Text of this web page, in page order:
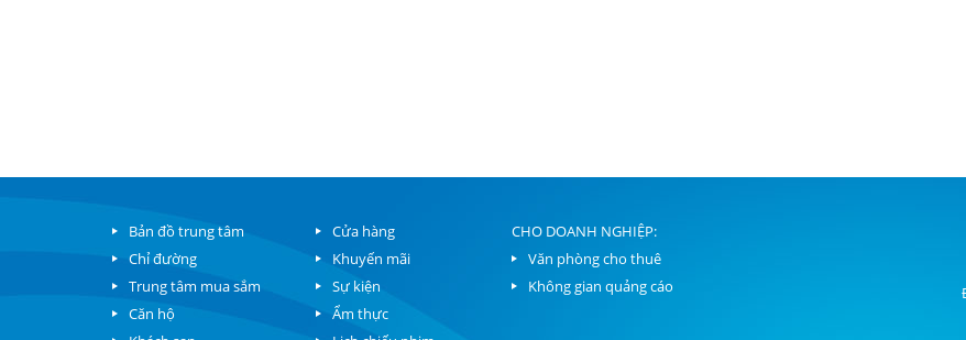
Bản đồ trung tâm
Chỉ đường
Trung tâm mua sắm
Căn hộ
Cửa hàng
Khuyến mãi
Sự kiện
Ẩm thực
CHO DOANH NGHIỆP:
Văn phòng cho thuê
Không gian quảng cáo